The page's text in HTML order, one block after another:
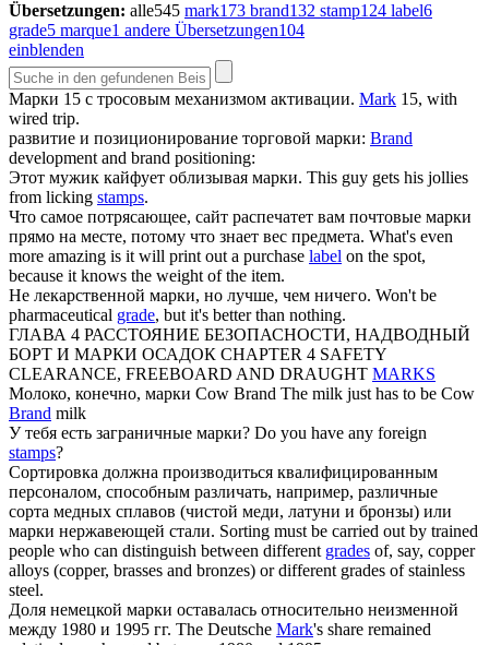
Übersetzungen: alle545 mark173 brand132 stamp124 label6
grade5 marque1 andere Übersetzungen104
einblenden
Марки 15 с тросовым механизмом активации. Mark 15, with
wired trip.
развитие и позиционирование торговой марки: Brand
development and brand positioning:
Этот мужик кайфует облизывая марки. This guy gets his jollies
from licking stamps.
Что самое потрясающее, сайт распечатет вам почтовые марки
прямо на месте, потому что знает вес предмета. What's even
more amazing is it will print out a purchase label on the spot,
because it knows the weight of the item.
Не лекарственной марки, но лучше, чем ничего. Won't be
pharmaceutical grade, but it's better than nothing.
ГЛАВА 4 РАССТОЯНИЕ БЕЗОПАСНОСТИ, НАДВОДНЫЙ
БОРТ И МАРКИ ОСАДОК CHAPTER 4 SAFETY
CLEARANCE, FREEBOARD AND DRAUGHT MARKS
Молоко, конечно, марки Cow Brand The milk just has to be Cow
Brand milk
У тебя есть заграничные марки? Do you have any foreign
stamps?
Сортировка должна производиться квалифицированным
персоналом, способным различать, например, различные
сорта медных сплавов (чистой меди, латуни и бронзы) или
марки нержавеющей стали. Sorting must be carried out by trained
people who can distinguish between different grades of, say, copper
alloys (copper, brasses and bronzes) or different grades of stainless
steel.
Доля немецкой марки оставалась относительно неизменной
между 1980 и 1995 гг. The Deutsche Mark's share remained